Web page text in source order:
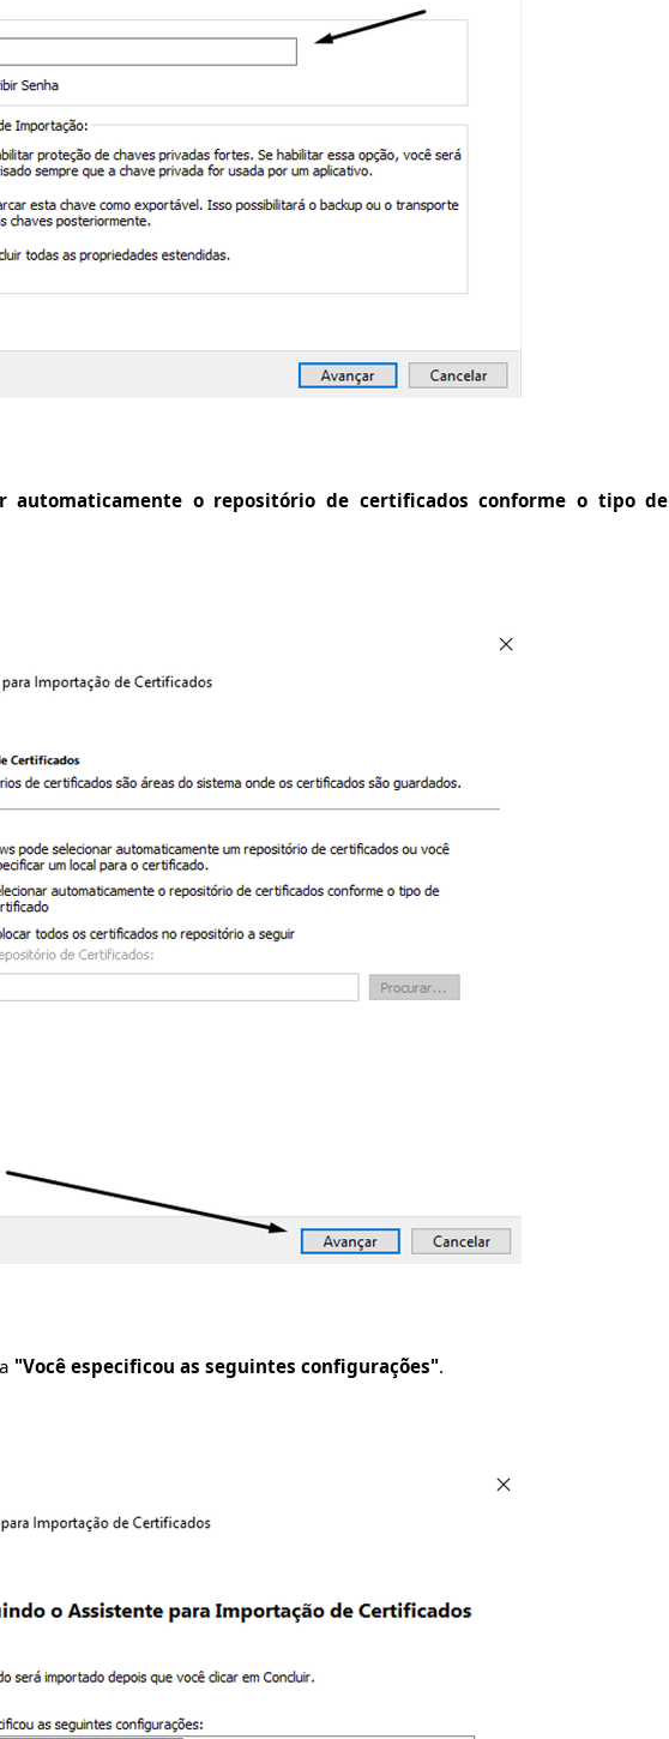
automaticamente o repositório de certificados conforme o tipo de
"Você especificou as seguintes configurações".